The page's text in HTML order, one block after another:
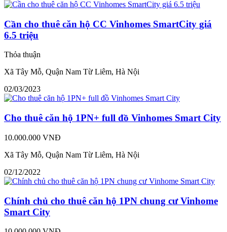
Cần cho thuê căn hộ CC Vinhomes SmartCity giá
6.5 triệu
Thỏa thuận
Xã Tây Mỗ, Quận Nam Từ Liêm, Hà Nội
02/03/2023
Cho thuê căn hộ 1PN+ full đồ Vinhomes Smart City
10.000.000 VNĐ
Xã Tây Mỗ, Quận Nam Từ Liêm, Hà Nội
02/12/2022
Chính chủ cho thuê căn hộ 1PN chung cư Vinhome
Smart City